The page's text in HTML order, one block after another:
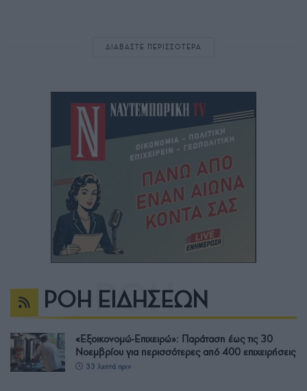
ΔΙΑΒΑΣΤΕ ΠΕΡΙΣΣΟΤΕΡΑ
ΡΟΗ ΕΙΔΗΣΕΩΝ
«Εξοικονομώ-Επιχειρώ»: Παράταση έως τις 30
Νοεμβρίου για περισσότερες από 400 επιχειρήσεις
33 λεπτά πριν